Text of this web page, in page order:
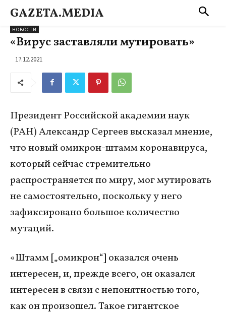
GAZETA.MEDIA
НОВОСТИ
«Вирус заставляли мутировать»
17.12.2021
Президент Российской академии наук
(РАН) Александр Сергеев высказал мнение,
что новый омикрон-штамм коронавируса,
который сейчас стремительно
распространяется по миру, мог мутировать
не самостоятельно, поскольку у него
зафиксировано большое количество
мутаций.
«Штамм [„омикрон“] оказался очень
интересен, и, прежде всего, он оказался
интересен в связи с непонятностью того,
как он произошел. Такое гигантское